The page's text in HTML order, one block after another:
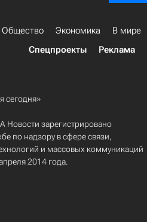
Общество Экономика В мире
Спецпроекты
Реклама
сегодня»
Новости зарегистрировано
по надзору в сфере связи,
и массовых коммуникаций
2014 года.